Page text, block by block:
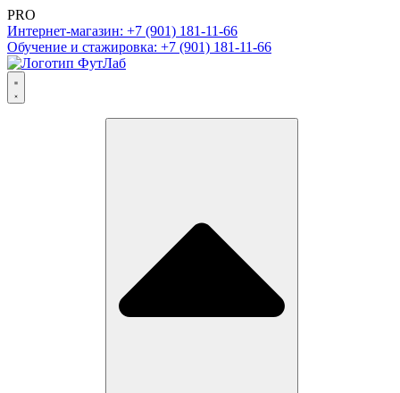
PRO
Интернет-магазин: +7 (901) 181-11-66
Обучение и стажировка: +7 (901) 181-11-66